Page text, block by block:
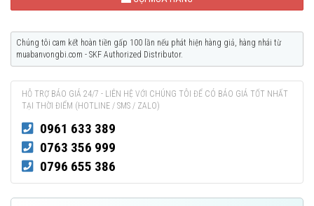
Chúng tôi cam kết hoàn tiền gấp 100 lần nếu phát hiện hàng giả, hàng nhái từ
muabanvongbi.com - SKF Authorized Distributor.
HỖ TRỢ BÁO GIÁ 24/7 - LIÊN HỆ VỚI CHÚNG TÔI ĐỂ CÓ BÁO GIÁ TỐT NHẤT
TẠI THỜI ĐIỂM (HOTLINE / SMS / ZALO)
0961 633 389
0763 356 999
0796 655 386